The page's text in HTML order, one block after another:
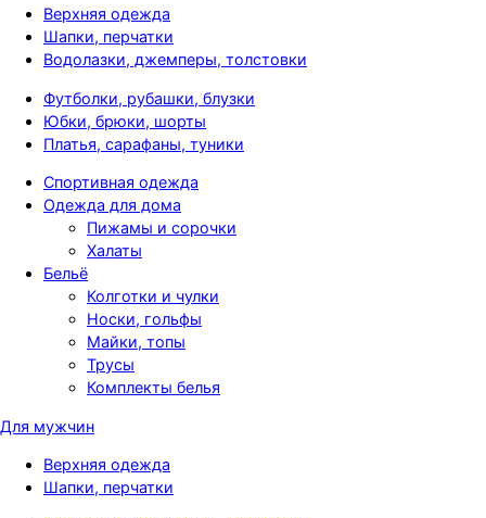
Верхняя одежда
Шапки, перчатки
Водолазки, джемперы, толстовки
Футболки, рубашки, блузки
Юбки, брюки, шорты
Платья, сарафаны, туники
Спортивная одежда
Одежда для дома
Пижамы и сорочки
Халаты
Бельё
Колготки и чулки
Носки, гольфы
Майки, топы
Трусы
Комплекты белья
Для мужчин
Верхняя одежда
Шапки, перчатки